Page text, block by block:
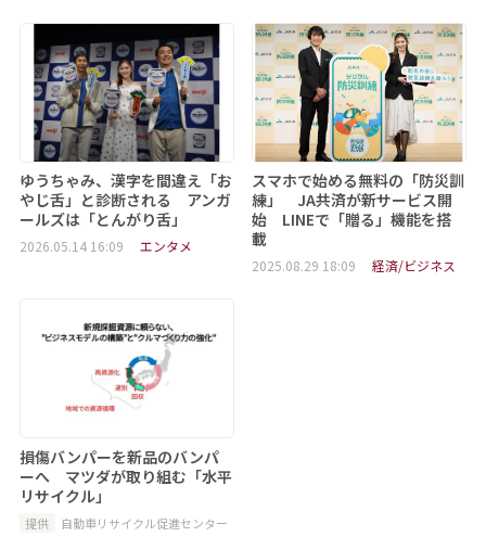
ゆうちゃみ、漢字を間違え「お
やじ舌」と診断される アンガ
ールズは「とんがり舌」
2026.05.14 16:09 エンタメ
スマホで始める無料の「防災訓
練」 JA共済が新サービス開
始 LINEで「贈る」機能を搭
載
2025.08.29 18:09 経済/ビジネス
損傷バンパーを新品のバンパ
ーへ マツダが取り組む「水平
リサイクル」
提供 自動車リサイクル促進センター